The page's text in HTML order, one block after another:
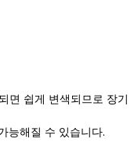
면 쉽게 변색되므로 장기
능해질 수 있습니다.